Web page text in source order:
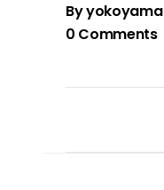
Byyokoyama
0 Comments